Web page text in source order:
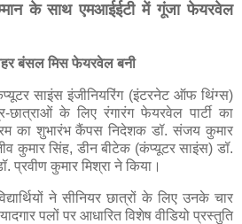
के साथ एमआईईटी में गूंजा फेयरवेल
बंसल मिस फेयरवेल बनी
साइंस इंजीनियरिंग (इंटरनेट ऑफ थिंग्स)
छात्राओं के लिए रंगारंग फेयरवेल पार्टी का
का शुभारंभ कैंपस निदेशक डॉ. संजय कुमार
कुमार सिंह, डीन बीटेक (कंप्यूटर साइंस) डॉ.
प्रवीण कुमार मिश्रा ने किया।
ने सीनियर छात्रों के लिए उनके चार
पलों पर आधारित विशेष वीडियो प्रस्तुति